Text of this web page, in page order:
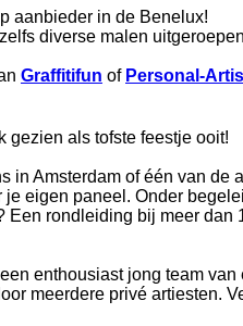
aanbieder in de Benelux!
diverse malen
Graffitifun of Personal-
gezien als tofste feestje ooit!
in Amsterdam of één van
eigen paneel. Onder
Een rondleiding bij meer
enthousiast jong team
meerdere privé artiesten.